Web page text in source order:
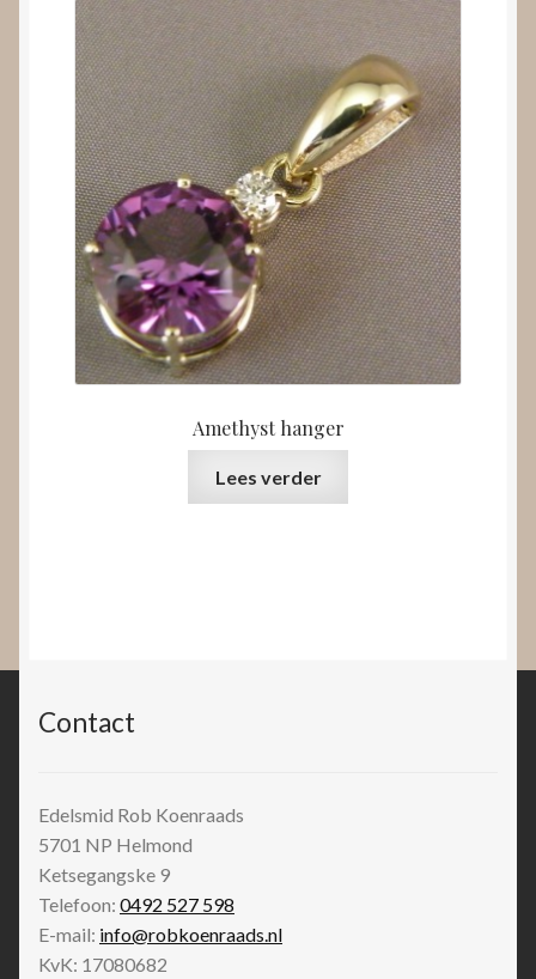
Amethyst hanger
Lees verder
Contact
Edelsmid Rob Koenraads
5701 NP Helmond
Ketsegangske 9
Telefoon: 0492 527 598
E-mail: info@robkoenraads.nl
KvK: 17080682